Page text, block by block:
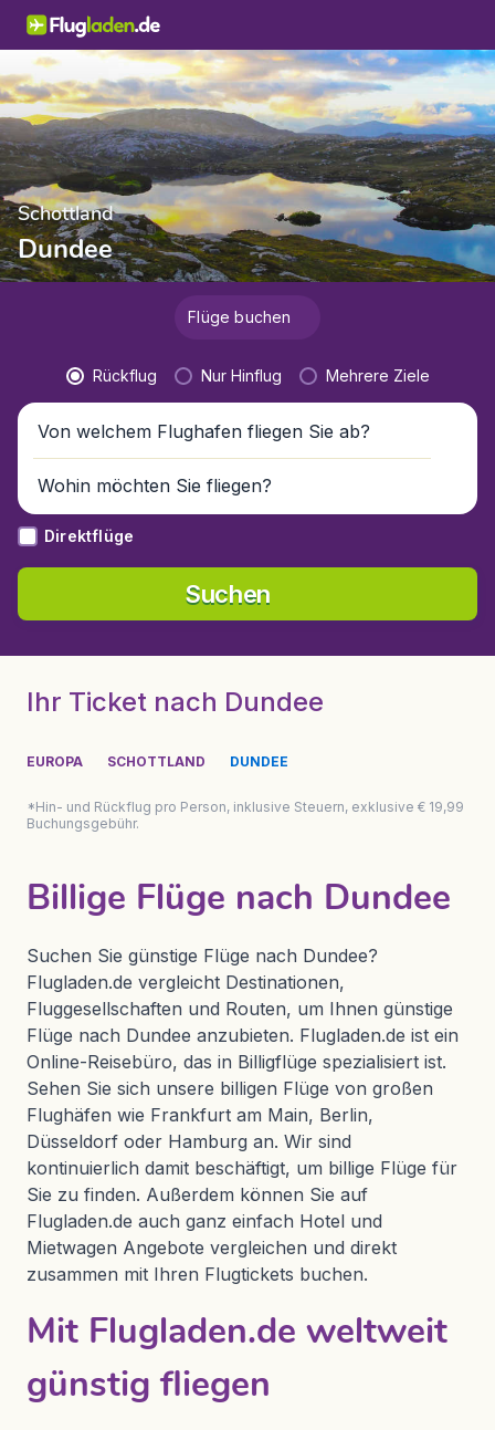
Schottland
Dundee
Flüge buchen
Rückflug Nur Hinflug Mehrere Ziele
Von welchem Flughafen fliegen Sie ab?
Wohin möchten Sie fliegen?
Direktflüge
Suchen
Ihr Ticket nach Dundee
EUROPA SCHOTTLAND DUNDEE
*Hin- und Rückflug pro Person, inklusive Steuern, exklusive € 19,99
Buchungsgebühr.
Billige Flüge nach Dundee
Suchen Sie günstige Flüge nach Dundee?
Flugladen.de vergleicht Destinationen,
Fluggesellschaften und Routen, um Ihnen günstige
Flüge nach Dundee anzubieten. Flugladen.de ist ein
Online-Reisebüro, das in Billigflüge spezialisiert ist.
Sehen Sie sich unsere billigen Flüge von großen
Flughäfen wie Frankfurt am Main, Berlin,
Düsseldorf oder Hamburg an. Wir sind
kontinuierlich damit beschäftigt, um billige Flüge für
Sie zu finden. Außerdem können Sie auf
Flugladen.de auch ganz einfach Hotel und
Mietwagen Angebote vergleichen und direkt
zusammen mit Ihren Flugtickets buchen.
Mit Flugladen.de weltweit
günstig fliegen